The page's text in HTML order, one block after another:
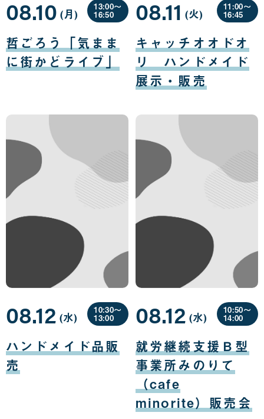
哲ごろう「気まま
に街かどライブ」
08.10
月
10
日
(月曜
日
)
13:00〜
16:50
キャッチオオドオ
リ ハンドメイド
展示・販売
08.11
月
11
日
(火曜
日
)
11:00〜
16:45
ハンドメイド品販
売
08.12
月
12
日
(水曜
日
)
10:30〜
13:00
就労継続支援Ｂ型
事業所みのりて
（cafe
minorite）販売会
08.12
月
12
日
(水曜
日
)
10:50〜
14:00